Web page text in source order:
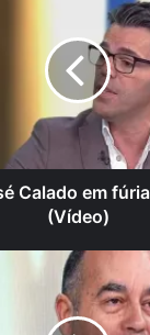
Calado em
(Vídeo)